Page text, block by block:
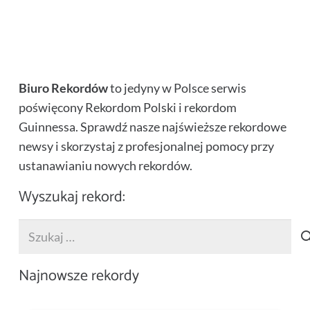
Biuro Rekordówto jedyny w Polsce serwis
poświęcony Rekordom Polski i rekordom
Guinnessa. Sprawdź nasze najświeższe rekordowe
newsy i skorzystaj z profesjonalnej pomocy przy
ustanawianiu nowych rekordów.
Wyszukaj rekord:
Najnowsze rekordy